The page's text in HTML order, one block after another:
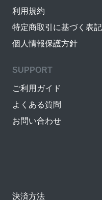
利用規約
特定商取引に基づく表記
個人情報保護方針
SUPPORT
ご利用ガイド
よくある質問
お問い合わせ
決済方法